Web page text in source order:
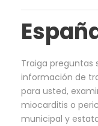
Traiga preguntas
información de
para usted,
miocarditis o
municipal y